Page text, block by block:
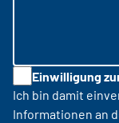
Einwilligung
Ich bin damit
Informationen an